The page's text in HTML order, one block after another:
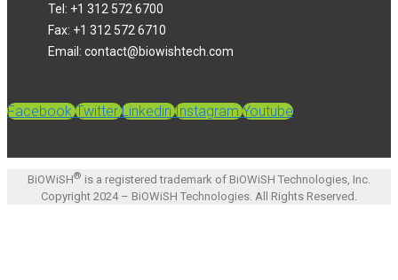
Tel: +1 312 572 6700
Fax: +1 312 572 6710
Email: contact@biowishtech.com
Facebook Twitter Linkedin Instagram Youtube
BiOWiSH® is a registered trademark of BiOWiSH Technologies, Inc.
Copyright 2024 – BiOWiSH Technologies. All Rights Reserved.